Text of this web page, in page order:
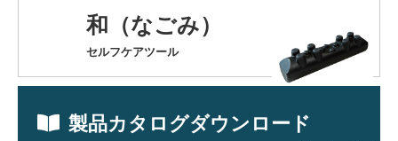
和（なごみ）
セルフケアツール
製品カタログダウンロード